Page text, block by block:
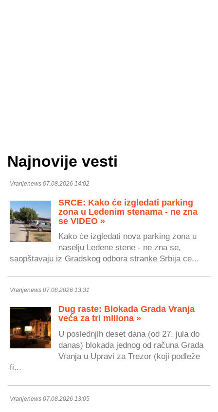
Najnovije vesti
Vranjenews 07.08.2026 14:02
SRCE: Kako će izgledati parking
zona u Ledenim stenama - ne zna
se VIDEO »
Kako će izgledati nova parking zona u
naselju Ledene stene - ne zna se,
saopštavaju iz Gradskog odbora stranke Srbija ce...
Vranjenews 07.08.2026 13:31
Dug raste: Blokada Grada Vranja
veća za tri miliona »
U poslednjih deset dana (od 27. jula do
danas) blokada jednog od računa Grada
Vranja u Upravi za Trezor (koji podleže
fi...
Vranjenews 07.08.2026 13:05